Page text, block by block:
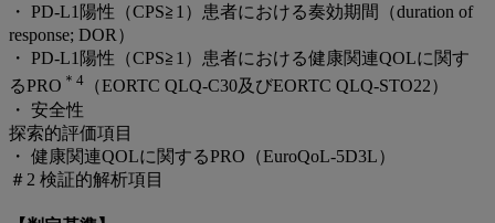
・ PD-L1陽性（CPS≧1）患者における奏効期間（duration of
response; DOR）
・ PD-L1陽性（CPS≧1）患者における健康関連QOLに関す
るPRO ＊4 （EORTC QLQ-C30及びEORTC QLQ-STO22）
・ 安全性
探索的評価項目
・ 健康関連QOLに関するPRO（EuroQoL-5D3L）
＃2 検証的解析項目